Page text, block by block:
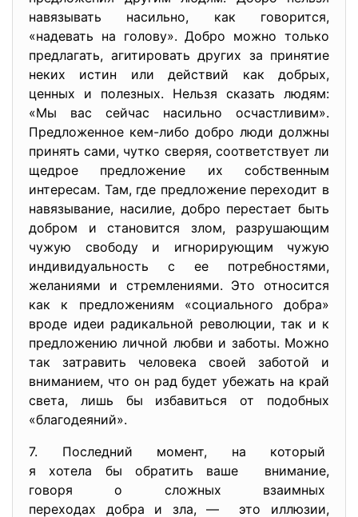
навязывать насильно, как говорится,
«надевать на голову». Добро можно только
предлагать, агитировать других за принятие
неких истин или действий как добрых,
ценных и полезных. Нельзя сказать людям:
«Мы вас сейчас насильно осчастливим».
Предложенное кем-либо добро люди должны
принять сами, чутко сверяя, соответствует ли
щедрое предложение их собственным
интересам. Там, где предложение переходит в
навязывание, насилие, добро перестает быть
добром и становится злом, разрушающим
чужую свободу и игнорирующим чужую
индивидуальность с ее потребностями,
желаниями и стремлениями. Это относится
как к предложениям «социального добра»
вроде идеи радикальной революции, так и к
предложению личной любви и заботы. Можно
так затравить человека своей заботой и
вниманием, что он рад будет убежать на край
света, лишь бы избавиться от подобных
«благодеяний».
7. Последний момент, на который
я хотела бы обратить ваше внимание,
говоря о сложных взаимных
переходах добра и зла, — это иллюзии,